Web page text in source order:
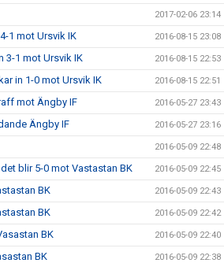
2017-02-06 23:14
1 mot Ursvik IK 2016-08-15 23:08
3-1 mot Ursvik IK 2016-08-15 22:53
in 1-0 mot Ursvik IK 2016-08-15 22:51
mot Ängby IF 2016-05-27 23:43
Ängby IF 2016-05-27 23:16
2016-05-09 22:48
blir 5-0 mot Vastastan BK 2016-05-09 22:45
BK 2016-05-09 22:43
BK 2016-05-09 22:42
BK 2016-05-09 22:40
BK 2016-05-09 22:38